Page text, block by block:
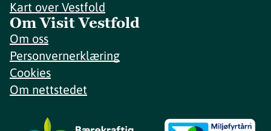
Kart over Vestfold
Om Visit Vestfold
Om oss
Personvernerklæring
Cookies
Om nettstedet